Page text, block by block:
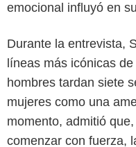
emocional influyó en
Durante la entrevista,
líneas más icónicas
hombres tardan siete
mujeres como una
momento, admitió
comenzar con fuerza,